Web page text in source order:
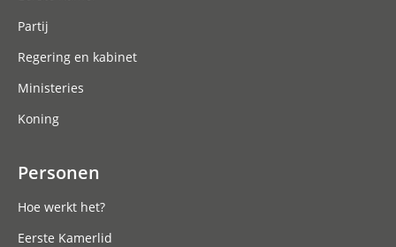
Partij
Regering en kabinet
Ministeries
Koning
Personen
Hoe werkt het?
Eerste Kamerlid